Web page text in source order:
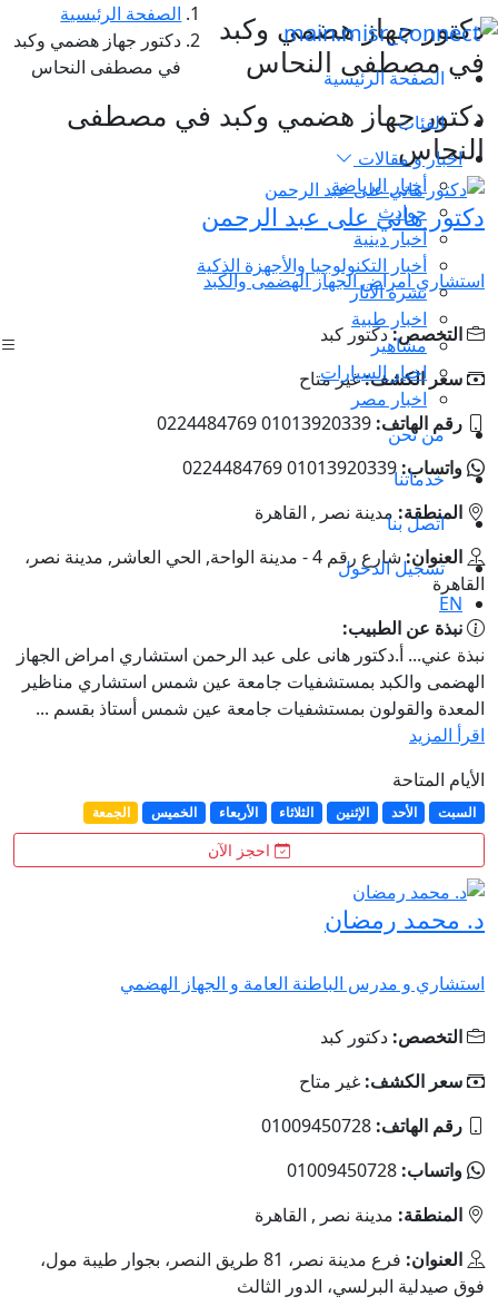
الصفحة الرئيسية
الفئات
اخبار و مقالات
أخبار الرياضة
حوادث
أخبار دينية
أخبار التكنولوجيا والأجهزة الذكية
نشرة الآثار
اخبار طبية
مشاهير
اخبار السيارات
اخبار مصر
من نحن
خدماتنا
اتصل بنا
تسجيل الدخول
EN
دكتور جهاز هضمي وكبد
في مصطفى النحاس
الصفحة الرئيسية
دكتور جهاز هضمي وكبد
في مصطفى النحاس
دكتور جهاز هضمي وكبد في مصطفى
النحاس
دكتور هاني على عبد الرحمن
استشاري امراض الجهاز الهضمى والكبد
التخصص:دكتور كبد
سعر الكشف:غير متاح
رقم الهاتف: 01013920339 0224484769
واتساب: 01013920339 0224484769
المنطقة: مدينة نصر , القاهرة
العنوان:
شارع رقم 4 - مدينة الواحة, الحي العاشر, مدينة نصر،
القاهرة
نبذة عن الطبيب:
نبذة عني... أ.دكتور هانى على عبد الرحمن استشاري امراض الجهاز
الهضمى والكبد بمستشفيات جامعة عين شمس استشاري مناظير
المعدة والقولون بمستشفيات جامعة عين شمس أستاذ بقسم ...
اقرأ المزيد
الأيام المتاحة
السبت الأحد الإثنين الثلاثاء الأربعاء الخميس الجمعة
احجز الآن
د. محمد رمضان
استشاري و مدرس الباطنة العامة و الجهاز الهضمي
التخصص: دكتور كبد
سعر الكشف: غير متاح
رقم الهاتف: 01009450728
واتساب: 01009450728
المنطقة: مدينة نصر , القاهرة
العنوان:
فرع مدينة نصر، 81 طريق النصر، بجوار طيبة مول،
فوق صيدلية البرلسي، الدور الثالث